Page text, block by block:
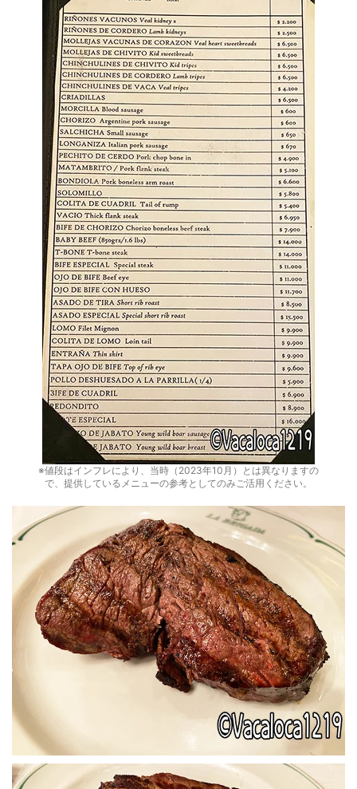
※値段はインフレにより、当時（2023年10月）とは異なりますの
で、提供しているメニューの参考としてのみご活用ください。